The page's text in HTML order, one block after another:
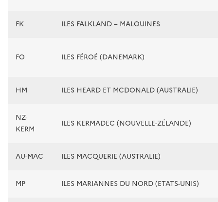
FK ILES FALKLAND – MALOUINES
FO ILES FÉROÉ (DANEMARK)
HM ILES HEARD ET MCDONALD (AUSTRALIE)
NZ-
KERM
ILES KERMADEC (NOUVELLE-ZÉLANDE)
AU-MAC ILES MACQUERIE (AUSTRALIE)
MP ILES MARIANNES DU NORD (ETATS-UNIS)